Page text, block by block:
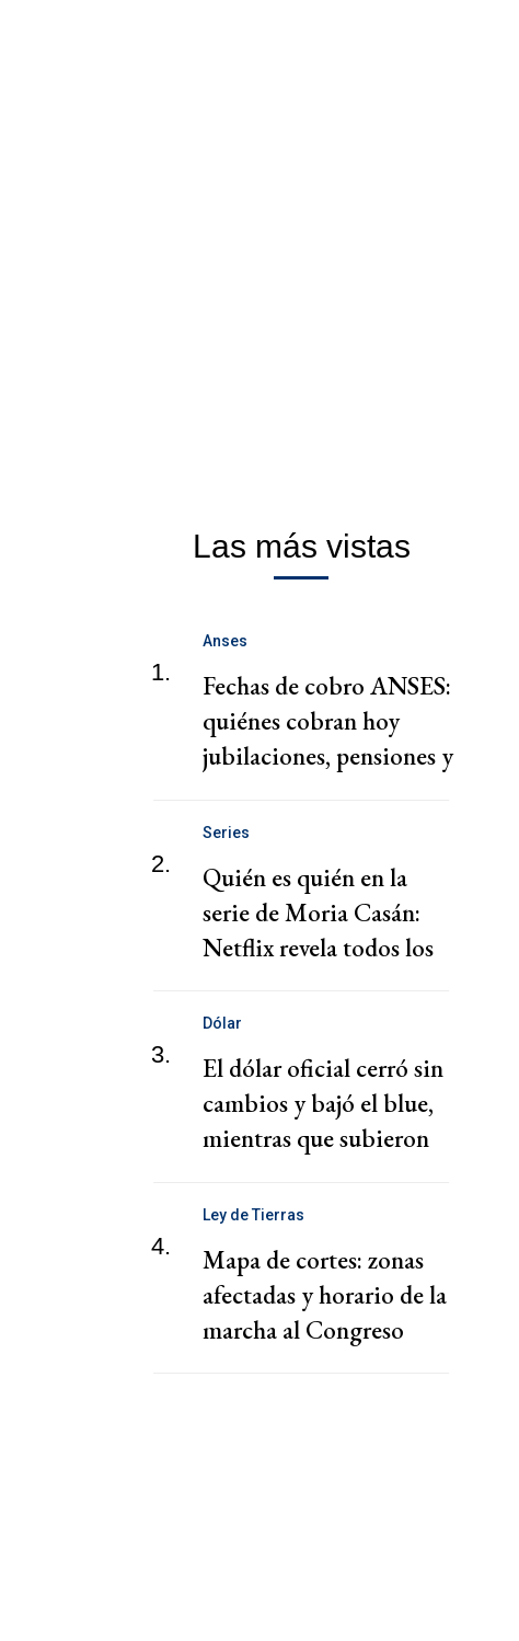
Las más vistas
1.
Anses
Fechas de cobro ANSES:
quiénes cobran hoy
jubilaciones, pensiones y
2.
Series
Quién es quién en la
serie de Moria Casán:
Netflix revela todos los
3.
Dólar
El dólar oficial cerró sin
cambios y bajó el blue,
mientras que subieron
4.
Ley de Tierras
Mapa de cortes: zonas
afectadas y horario de la
marcha al Congreso